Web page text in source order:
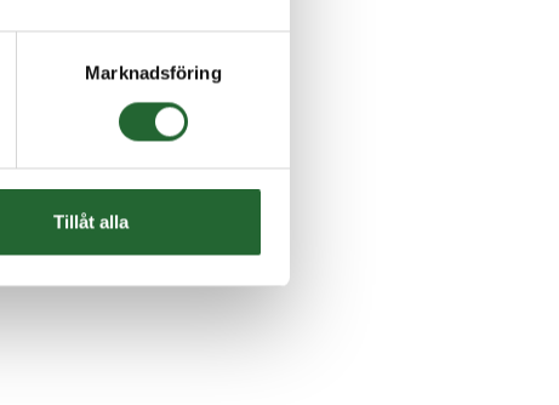
Marknadsföring
Tillåt alla